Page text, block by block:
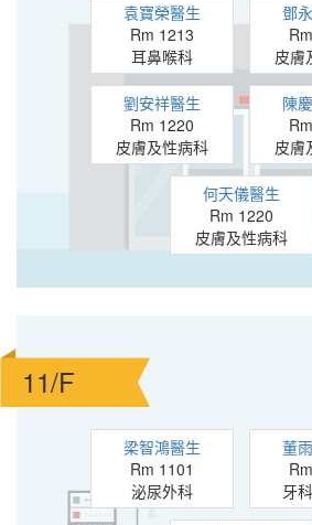
袁寶榮醫生
Rm 1213
耳鼻喉科
鄧
皮膚
劉安祥醫生
Rm 1220
皮膚及性病科
陳
皮膚
何天儀醫生
Rm 1220
皮膚及性病科
11/F
梁智鴻醫生
Rm 1101
泌尿外科
董
牙